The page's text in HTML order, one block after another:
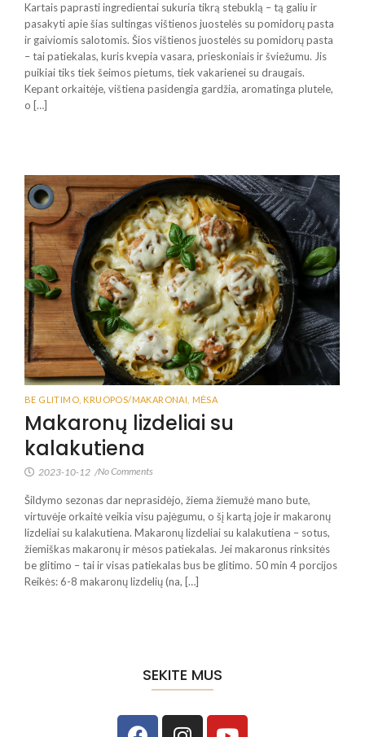
Kartais paprasti ingredientai sukuria tikrą stebuklą – tą galiu ir
pasakyti apie šias sultingas vištienos juostelės su pomidorų pasta
ir gaiviomis salotomis. Šios vištienos juostelės su pomidorų pasta
– tai patiekalas, kuris kvepia vasara, prieskoniais ir šviežumu. Jis
puikiai tiks tiek šeimos pietums, tiek vakarienei su draugais.
Kepant orkaitėje, vištiena pasidengia gardžia, aromatinga plutele,
o […]
BE GLITIMO KRUOPOS/MAKARONAI MĖSA
Makaronų lizdeliai su
kalakutiena
2023-10-12 /No Comments
Šildymo sezonas dar neprasidėjo, žiema žiemužė mano bute,
virtuvėje orkaitė veikia visu pajėgumu, o šį kartą joje ir makaronų
lizdeliai su kalakutiena. Makaronų lizdeliai su kalakutiena – sotus,
žiemiškas makaronų ir mėsos patiekalas. Jei makaronus rinksitės
be glitimo – tai ir visas patiekalas bus be glitimo. 50 min 4 porcijos
Reikės: 6-8 makaronų lizdelių (na, […]
SEKITE MUS